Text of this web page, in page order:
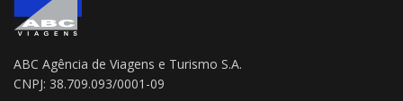
ABC Agência de Viagens e Turismo S.A.
CNPJ: 38.709.093/0001-09